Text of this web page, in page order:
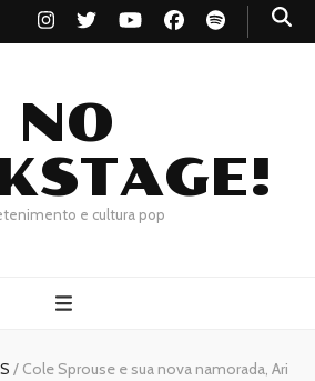
NO
e cultura pop
/ Cole Sprouse e sua nova namorada, Ari